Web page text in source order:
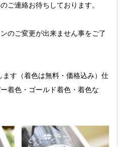
ご連絡お待ちしております。
のご変更が出来ません事をご了
ます（着色は無料・価格込み）仕
着色・ゴールド着色・着色な